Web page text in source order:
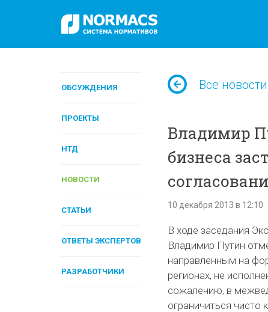
ОБСУЖДЕНИЯ
ПРОЕКТЫ
НТД
НОВОСТИ
СТАТЬИ
ОТВЕТЫ ЭКСПЕРТОВ
РАЗРАБОТЧИКИ
Все новости
Владимир
бизнеса
10 декабря 2013 в 12:10
В ходе заседания
Владимир Путин
направленным на
регионах, не
сожалению, в
ограничиться